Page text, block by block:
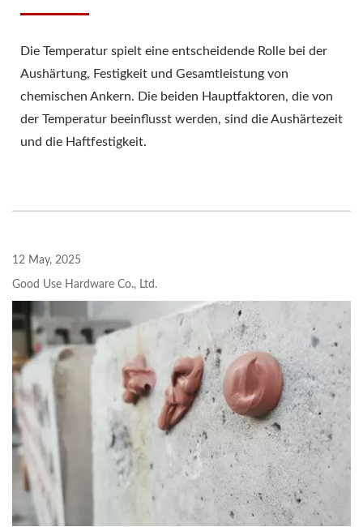
Die Temperatur spielt eine entscheidende Rolle bei der
Aushärtung, Festigkeit und Gesamtleistung von
chemischen Ankern. Die beiden Hauptfaktoren, die von
der Temperatur beeinflusst werden, sind die Aushärtezeit
und die Haftfestigkeit.
12 May, 2025
Good Use Hardware Co., Ltd.